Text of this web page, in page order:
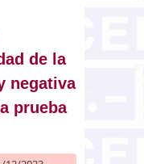
de la
negativa
prueba